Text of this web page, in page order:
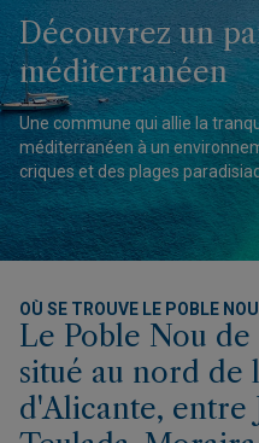
Découvrez un
méditerranéen
Une commune qui allie la
méditerranéen à un
criques et des plages
OÙ SE TROUVE LE POBLE
Le Poble Nou
situé au nord de
d'Alicante, entre